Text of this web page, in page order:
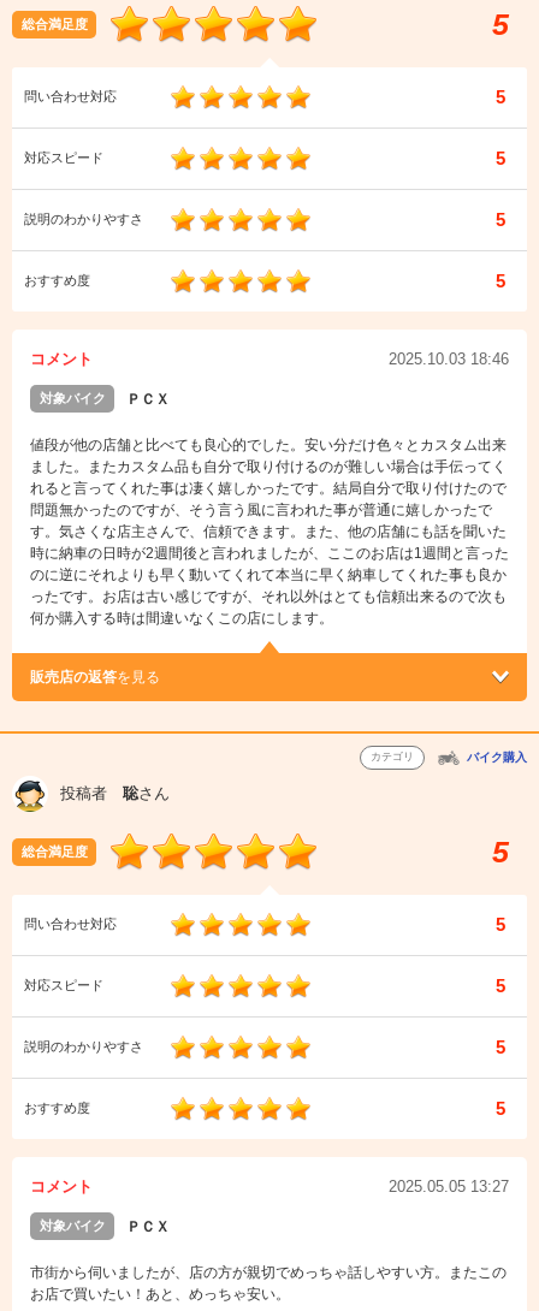
総合満足度 5
問い合わせ対応 5
対応スピード 5
説明のわかりやすさ 5
おすすめ度 5
コメント 2025.10.03 18:46
対象バイク ＰＣＸ
値段が他の店舗と比べても良心的でした。安い分だけ色々とカスタム出来
ました。またカスタム品も自分で取り付けるのが難しい場合は手伝ってく
れると言ってくれた事は凄く嬉しかったです。結局自分で取り付けたので
問題無かったのですが、そう言う風に言われた事が普通に嬉しかったで
す。気さくな店主さんで、信頼できます。また、他の店舗にも話を聞いた
時に納車の日時が2週間後と言われましたが、ここのお店は1週間と言った
のに逆にそれよりも早く動いてくれて本当に早く納車してくれた事も良か
ったです。お店は古い感じですが、それ以外はとても信頼出来るので次も
何か購入する時は間違いなくこの店にします。
販売店の返答を見る
カテゴリ バイク購入
投稿者 聡さん
総合満足度 5
問い合わせ対応 5
対応スピード 5
説明のわかりやすさ 5
おすすめ度 5
コメント 2025.05.05 13:27
対象バイク ＰＣＸ
市街から伺いましたが、店の方が親切でめっちゃ話しやすい方。またこの
お店で買いたい！あと、めっちゃ安い。